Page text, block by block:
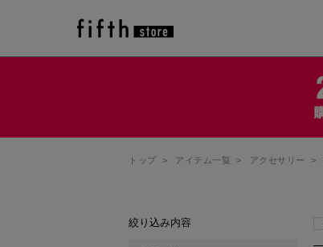
トップ > アイテム一覧 > アクセサリー >
絞り込み内容